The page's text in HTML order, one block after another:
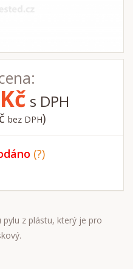
Kč s DPH
bez DPH)
(?)
pylu z plástu, který je pro